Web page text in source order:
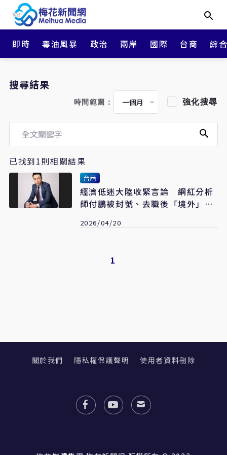
即時 毒油風暴 政治 兩岸 國際 台商 綜
搜尋結果
時間範圍： 強化搜尋
已找到1則相關結果
台商
經濟低迷大陸收緊言論 網紅分析
師付鵬被封號、去職後「境外」任
2026/04/20
1
關於我們 隱私權保護聲明 使用者資料刪除